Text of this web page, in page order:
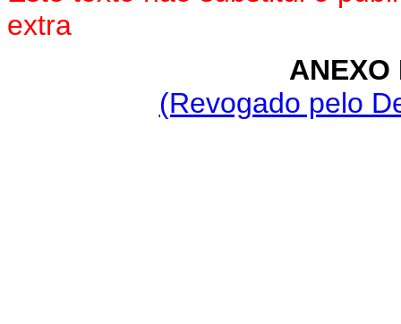
extra
(Revogado pelo